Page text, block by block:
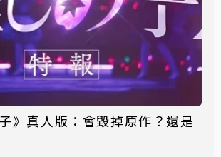
》真人版：會毀掉原作？還是